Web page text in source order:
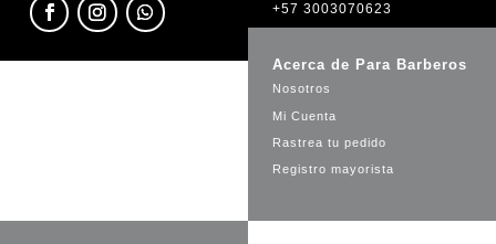
+57 3003070623
Acerca de Para Barberos
Nosotros
Mi Cuenta
Rastrea tu pedido
Registro mayorista